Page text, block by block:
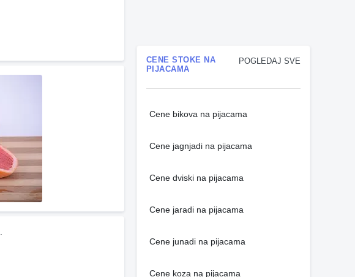
POGLEDAJ SVE
CENE STOKE NA
PIJACAMA
Cene bikova na pijacama
Cene jagnjadi na pijacama
Cene dviski na pijacama
Cene jaradi na pijacama
Cene junadi na pijacama
Cene koza na pijacama